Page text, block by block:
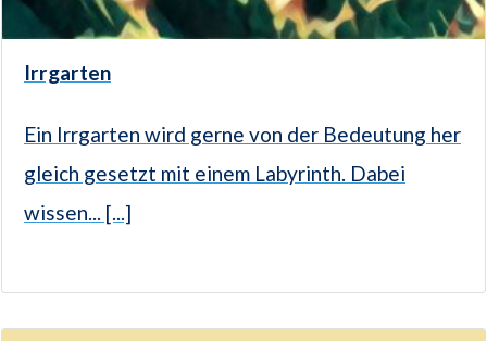
Irrgarten
Ein Irrgarten wird gerne von der Bedeutung her
gleich gesetzt mit einem Labyrinth. Dabei
wissen... [...]